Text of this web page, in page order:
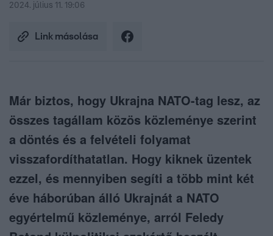
2024. július 11. 19:06
Link másolása
Már biztos, hogy Ukrajna NATO-tag lesz, az
összes tagállam közös közleménye szerint
a döntés és a felvételi folyamat
visszafordíthatatlan. Hogy kiknek üzentek
ezzel, és mennyiben segíti a több mint két
éve háborúban álló Ukrajnát a NATO
egyértelmű közleménye, arról Feledy